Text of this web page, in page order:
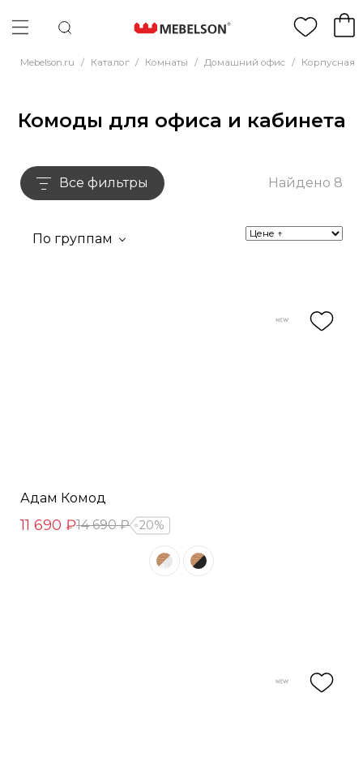
Mebelson.ru / Каталог / Комнаты / Домашний офис / Корпусная
Комоды для офиса и кабинета
Все фильтры Найдено 8
По группам
Адам Комод
11 690 ₽14 690 ₽ 20%